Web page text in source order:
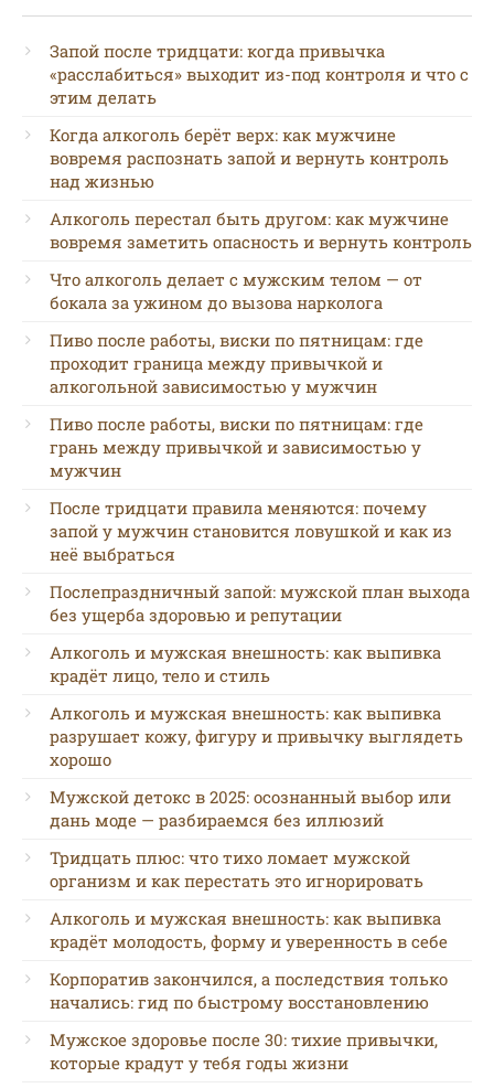
Запой после тридцати: когда привычка
«расслабиться» выходит из-под контроля и что с
этим делать
Когда алкоголь берёт верх: как мужчине
вовремя распознать запой и вернуть контроль
над жизнью
Алкоголь перестал быть другом: как мужчине
вовремя заметить опасность и вернуть контроль
Что алкоголь делает с мужским телом — от
бокала за ужином до вызова нарколога
Пиво после работы, виски по пятницам: где
проходит граница между привычкой и
алкогольной зависимостью у мужчин
Пиво после работы, виски по пятницам: где
грань между привычкой и зависимостью у
мужчин
После тридцати правила меняются: почему
запой у мужчин становится ловушкой и как из
неё выбраться
Послепраздничный запой: мужской план выхода
без ущерба здоровью и репутации
Алкоголь и мужская внешность: как выпивка
крадёт лицо, тело и стиль
Алкоголь и мужская внешность: как выпивка
разрушает кожу, фигуру и привычку выглядеть
хорошо
Мужской детокс в 2025: осознанный выбор или
дань моде — разбираемся без иллюзий
Тридцать плюс: что тихо ломает мужской
организм и как перестать это игнорировать
Алкоголь и мужская внешность: как выпивка
крадёт молодость, форму и уверенность в себе
Корпоратив закончился, а последствия только
начались: гид по быстрому восстановлению
Мужское здоровье после 30: тихие привычки,
которые крадут у тебя годы жизни